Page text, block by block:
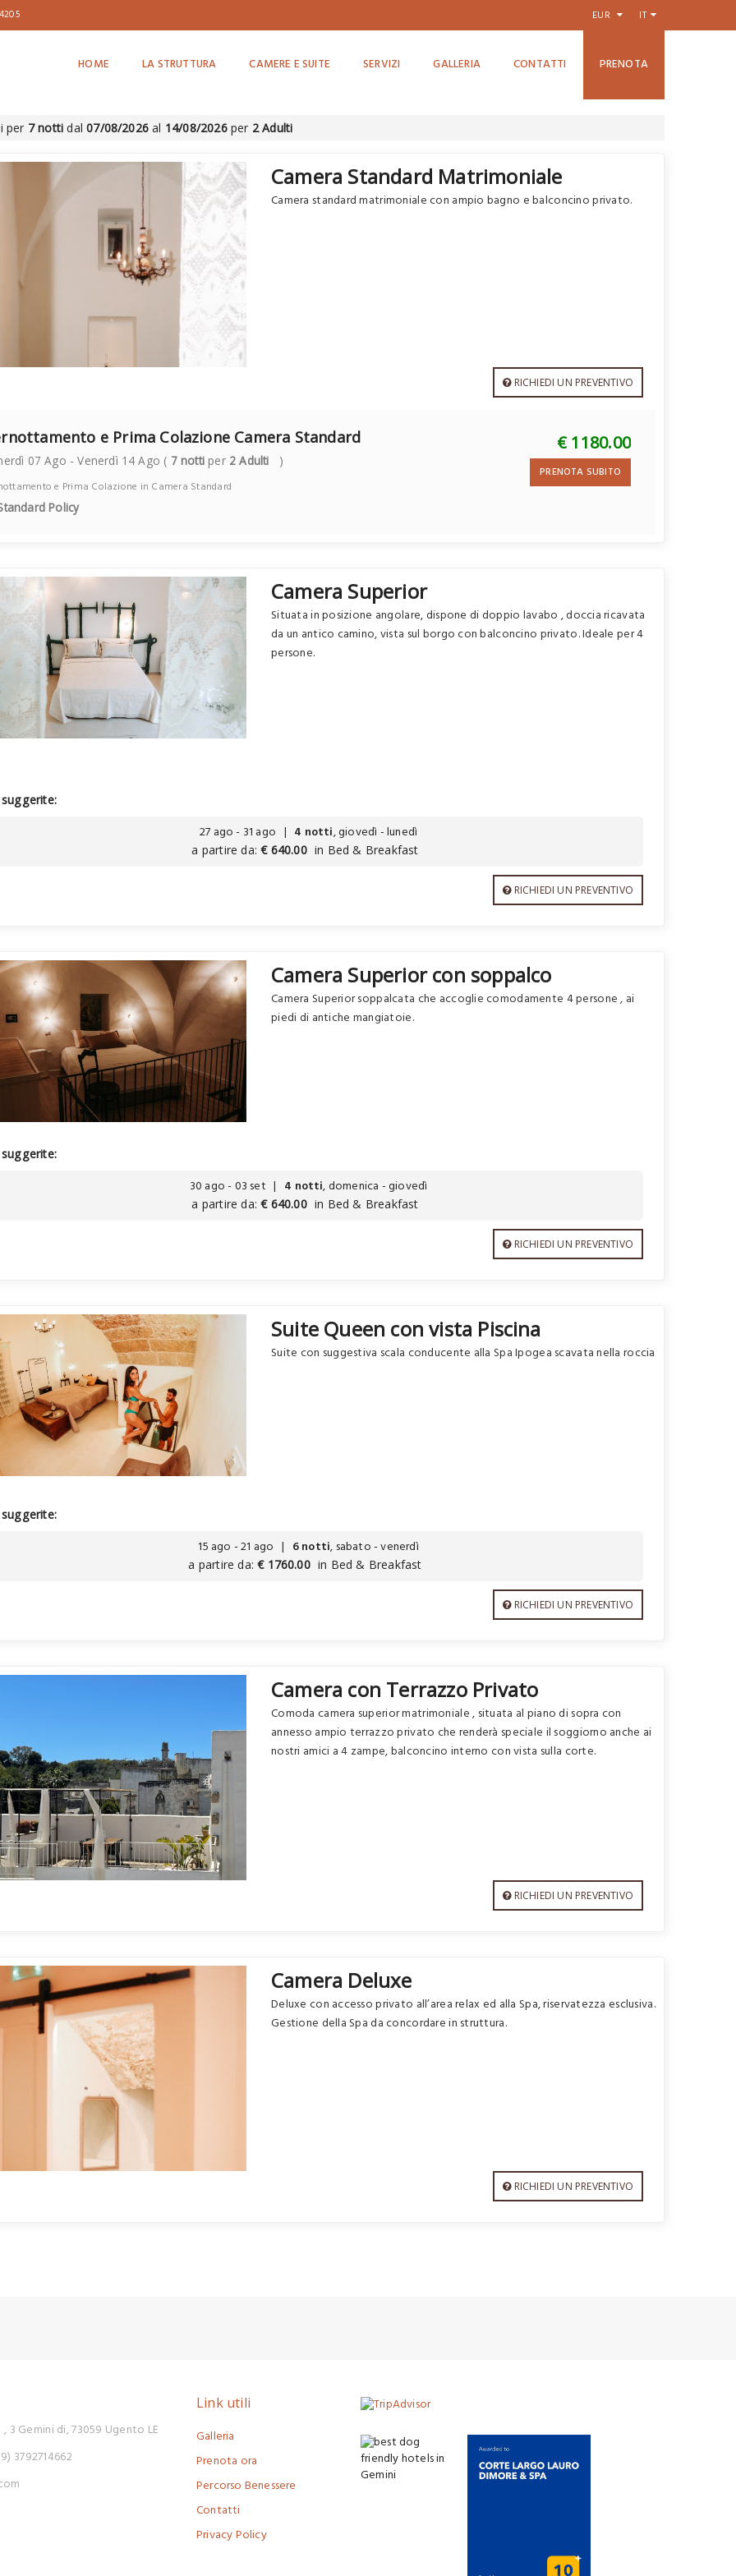
EUR IT
HOME LA STRUTTURA CAMERE E SUITE SERVIZI GALLERIA CONTATTI PRENOTA
per 7 notti dal07/08/2026 al 14/08/2026per 2 Adulti
Camera Standard Matrimoniale
Camera standard matrimoniale con ampio bagno e balconcino privato.
RICHIEDI UN PREVENTIVO
e Prima Colazione Camera Standard
07 Ago - Venerdì 14 Ago ( 7 notti per 2 Adulti )
e Prima Colazione in Camera Standard
Policy
€ 1180.00
PRENOTA SUBITO
Camera Superior
Situata in posizione angolare, dispone di doppio lavabo , doccia ricavata
da un antico camino, vista sul borgo con balconcino privato. Ideale per 4
persone.
27 ago - 31 ago | 4 notti, giovedì - lunedì
a partire da:€ 640.00 in Bed & Breakfast
RICHIEDI UN PREVENTIVO
Camera Superior con soppalco
Camera Superior soppalcata che accoglie comodamente 4 persone , ai
piedi di antiche mangiatoie.
30 ago - 03 set | 4 notti, domenica - giovedì
a partire da:€ 640.00 in Bed & Breakfast
RICHIEDI UN PREVENTIVO
Suite Queen con vista Piscina
Suite con suggestiva scala conducente alla Spa Ipogea scavata nella roccia
15 ago - 21 ago | 6 notti, sabato - venerdì
a partire da:€ 1760.00 in Bed & Breakfast
RICHIEDI UN PREVENTIVO
Camera con Terrazzo Privato
Comoda camera superior matrimoniale , situata al piano di sopra con
annesso ampio terrazzo privato che renderà speciale il soggiorno anche ai
nostri amici a 4 zampe, balconcino interno con vista sulla corte.
RICHIEDI UN PREVENTIVO
Camera Deluxe
Deluxe con accesso privato all’area relax ed alla Spa, riservatezza esclusiva.
Gestione della Spa da concordare in struttura.
RICHIEDI UN PREVENTIVO
Gemini di, 73059 Ugento LE
3792714662
Link utili
Galleria
Prenota ora
Percorso Benessere
Contatti
Privacy Policy